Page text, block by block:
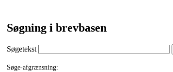
Søgning i brevbasen
Søgetekst
Søge-afgrænsning: